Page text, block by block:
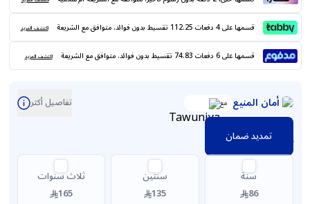
قسمها على 4 دفعات 112.25 تقسيط بدون فوائد. متوافق مع الشريعة اكتشف المزيد
قسمها على 6 دفعات 74.83 تقسيط بدون فوائد. متوافق مع الشريعة اكتشف المزيد
أمان المنيع مع تفاصيل أكثر
تمديد ضمان
سنة
86
سنتين
135
ثلاث سنوات
165